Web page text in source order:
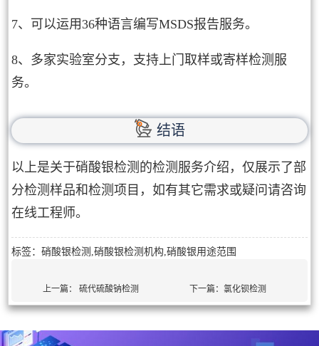
7、可以运用36种语言编写MSDS报告服务。
8、多家实验室分支，支持上门取样或寄样检测服
务。
结语
以上是关于硝酸银检测的检测服务介绍，仅展示了部
分检测样品和检测项目，如有其它需求或疑问请咨询
在线工程师。
标签：硝酸银检测,硝酸银检测机构,硝酸银用途范围
上一篇：硫代硫酸钠检测 下一篇：氯化钡检测